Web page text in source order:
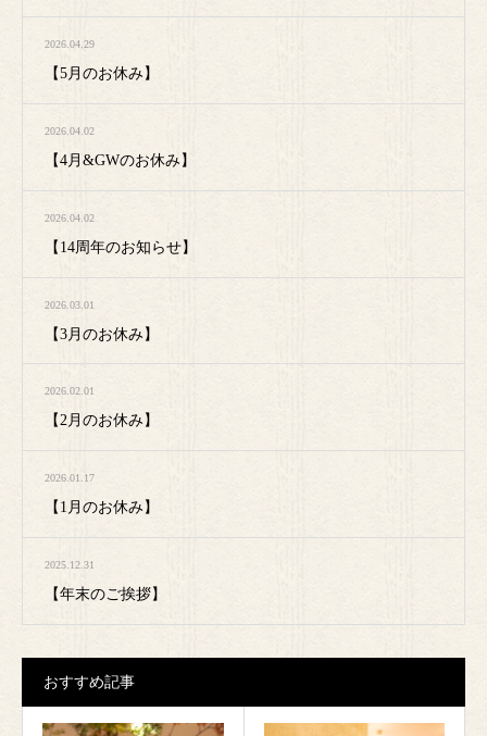
2026.04.29
【5月のお休み】
2026.04.02
【4月&GWのお休み】
2026.04.02
【14周年のお知らせ】
2026.03.01
【3月のお休み】
2026.02.01
【2月のお休み】
2026.01.17
【1月のお休み】
2025.12.31
【年末のご挨拶】
おすすめ記事